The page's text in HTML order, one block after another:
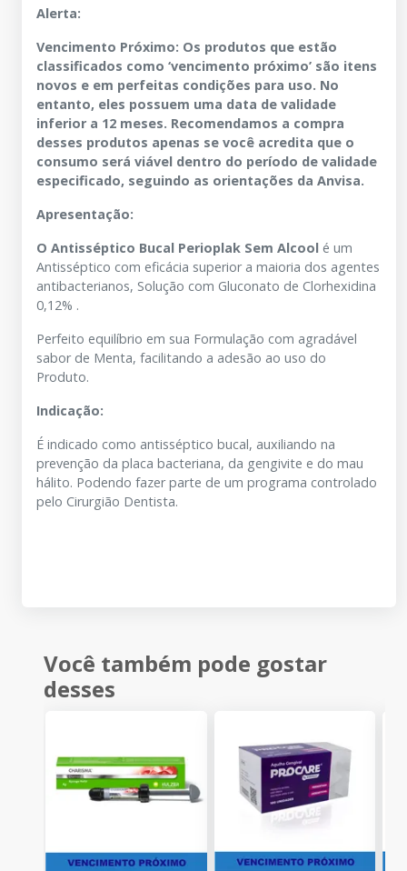
Alerta:
Vencimento Próximo: Os produtos que estão
classificados como ‘vencimento próximo’ são itens
novos e em perfeitas condições para uso. No
entanto, eles possuem uma data de validade
inferior a 12 meses. Recomendamos a compra
desses produtos apenas se você acredita que o
consumo será viável dentro do período de validade
especificado, seguindo as orientações da Anvisa.
Apresentação:
O Antisséptico Bucal Perioplak Sem Alcool é um
Antisséptico com eficácia superior a maioria dos agentes
antibacterianos, Solução com Gluconato de Clorhexidina
0,12% .
Perfeito equilíbrio em sua Formulação com agradável
sabor de Menta, facilitando a adesão ao uso do
Produto.
Indicação:
É indicado como antisséptico bucal, auxiliando na
prevenção da placa bacteriana, da gengivite e do mau
hálito. Podendo fazer parte de um programa controlado
pelo Cirurgião Dentista.
Você também pode gostar
desses